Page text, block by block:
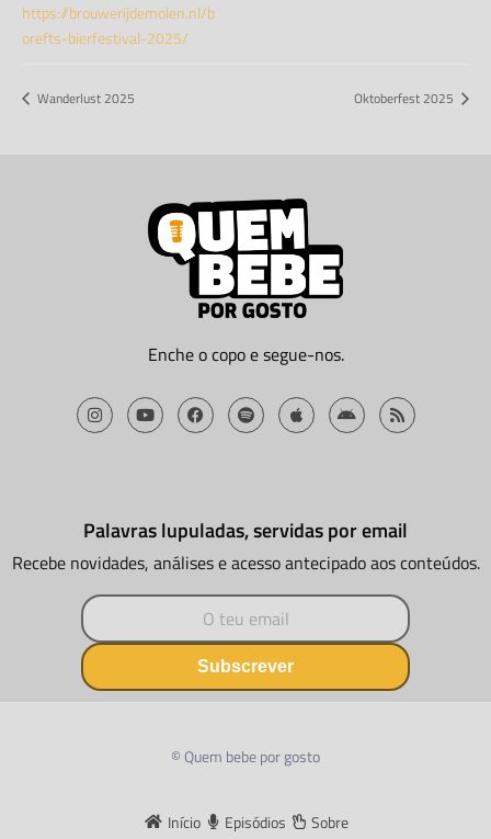
https://brouwerijdemolen.nl/b
orefts-bierfestival-2025/
Wanderlust 2025 Oktoberfest 2025
Enche o copo e segue-nos.
Palavras lupuladas, servidas por email
Recebe novidades, análises e acesso antecipado aos conteúdos.
Subscrever
© Quem bebe por gosto
Início Episódios Sobre